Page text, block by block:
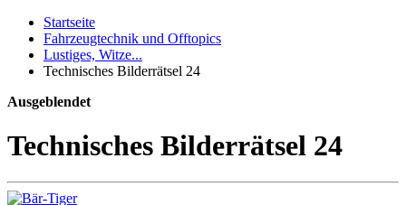
Startseite
Fahrzeugtechnik und Offtopics
Lustiges, Witze...
Technisches Bilderrätsel 24
Ausgeblendet
Technisches Bilderrätsel 24